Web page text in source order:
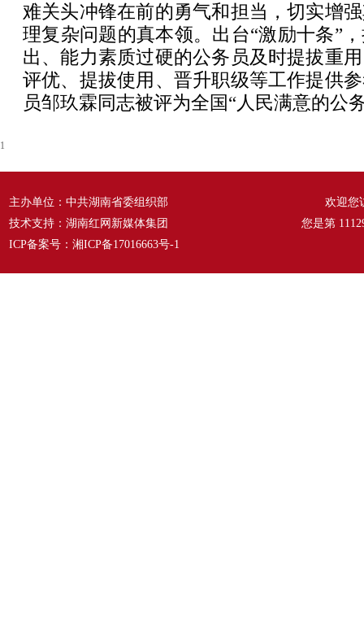
难关头冲锋在前的勇气和担当，切实增
理复杂问题的真本领。出台“激励十条”
出、能力素质过硬的公务员及时提拔重
评优、提拔使用、晋升职级等工作提供
员邹玖霖同志被评为全国“人民满意的公
1
主办单位：中共湖南省委组织部
技术支持：湖南红网新媒体集团
ICP备案号： 湘ICP备17016663号-1
欢迎您
您是第